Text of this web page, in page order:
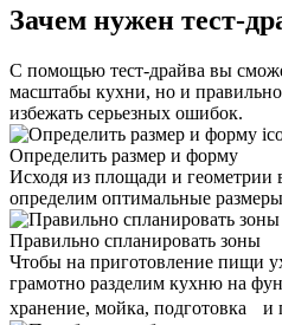
Зачем нужен тест-
С помощью тест-драйва вы
масштабы кухни, но и
избежать серьезных ошибок.
Определить размер и форму
Исходя из площади и геометрии
определим оптимальные
Правильно спланировать зоны
Чтобы на приготовление пищи
грамотно разделим кухню на
хранение, мойка, подготовка и